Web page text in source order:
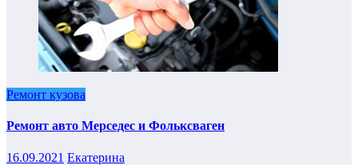
Ремонт кузова
Ремонт авто Мерседес и Фольксваген
16.09.2021 Екатерина